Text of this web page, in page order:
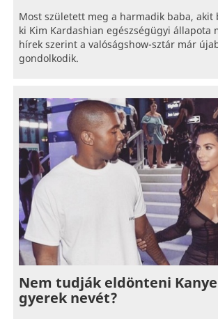
Most született meg a harmadik baba,
ki Kim Kardashian egészségügyi állapota
hírek szerint a valóságshow-sztár már
gondolkodik.
Nem tudják eldönteni
gyerek nevét?